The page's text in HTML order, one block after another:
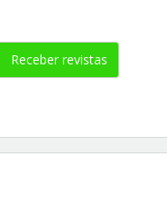
Receber revistas